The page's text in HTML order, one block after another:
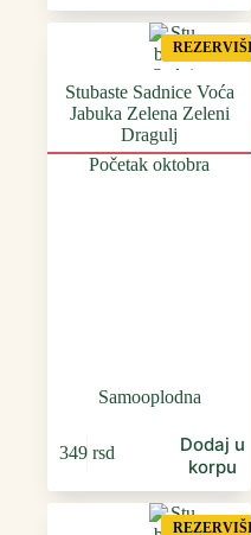
REZERVIŠI
Stubaste Sadnice Voća
Jabuka Zelena Zeleni
Dragulj
Početak oktobra
Samooplodna
349 rsd
Dodaj u
korpu
REZERVIŠI